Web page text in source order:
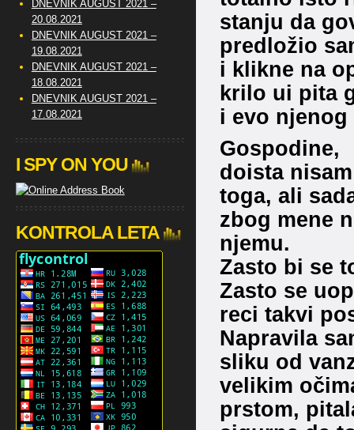
stanju da
predložio
i klikne na
krilo ui pita
i evo
Gospodine,
doista
toga, ali
zbog mene
njemu.
Zasto bi se
Zasto se
reci takvi
Napravila
sliku od
velikim
prstom,
DNEVNIK AUGUST 2021 –
20.08.2021
DNEVNIK AUGUST 2021 –
19.08.2021
DNEVNIK AUGUST 2021 –
18.08.2021
DNEVNIK AUGUST 2021 –
17.08.2021
I SPY ON YOU
KONTROLA LETA